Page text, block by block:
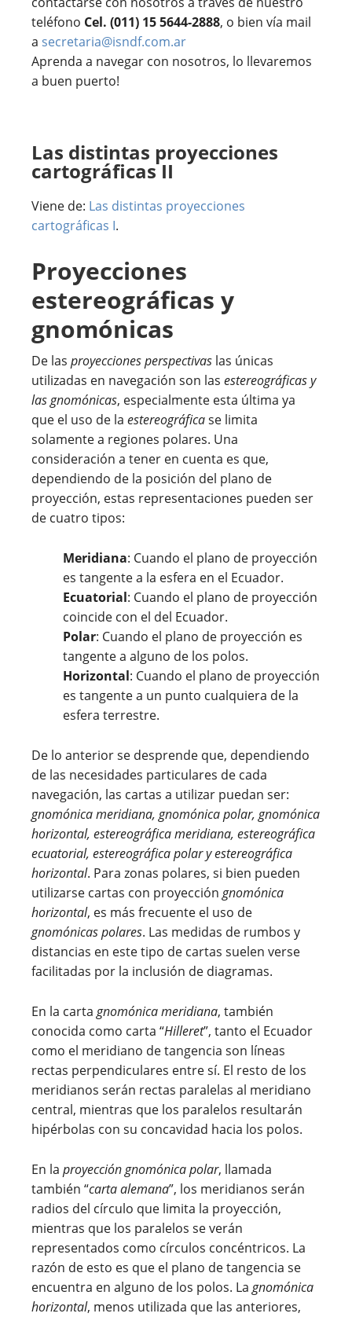
teléfono Cel. (011) 15 5644-2888, o bien vía mail
a secretaria@isndf.com.ar
Aprenda a navegar con nosotros, lo llevaremos
a buen puerto!
Las distintas proyecciones
cartográficas II
Viene de: Las distintas proyecciones
cartográficas I.
Proyecciones
estereográficas y
gnomónicas
De las proyecciones perspectivas las únicas
utilizadas en navegación son las estereográficas y
las gnomónicas, especialmente esta última ya
que el uso de la estereográficase limita
solamente a regiones polares. Una
consideración a tener en cuenta es que,
dependiendo de la posición del plano de
proyección, estas representaciones pueden ser
de cuatro tipos:
Meridiana: Cuando el plano de proyección
es tangente a la esfera en el Ecuador.
Ecuatorial: Cuando el plano de proyección
coincide con el del Ecuador.
Polar: Cuando el plano de proyección es
tangente a alguno de los polos.
Horizontal: Cuando el plano de proyección
es tangente a un punto cualquiera de la
esfera terrestre.
De lo anterior se desprende que, dependiendo
de las necesidades particulares de cada
navegación, las cartas a utilizar puedan ser:
gnomónica meridiana, gnomónica polar, gnomónica
horizontal, estereográfica meridiana, estereográfica
ecuatorial, estereográfica polar y estereográfica
horizontal. Para zonas polares, si bien pueden
utilizarse cartas con proyección gnomónica
horizontal, es más frecuente el uso de
gnomónicas polares. Las medidas de rumbos y
distancias en este tipo de cartas suelen verse
facilitadas por la inclusión de diagramas.
En la carta gnomónica meridiana, también
conocida como carta “Hilleret”, tanto el Ecuador
como el meridiano de tangencia son líneas
rectas perpendiculares entre sí. El resto de los
meridianos serán rectas paralelas al meridiano
central, mientras que los paralelos resultarán
hipérbolas con su concavidad hacia los polos.
En la proyección gnomónica polar, llamada
también “carta alemana”, los meridianos serán
radios del círculo que limita la proyección,
mientras que los paralelos se verán
representados como círculos concéntricos. La
razón de esto es que el plano de tangencia se
encuentra en alguno de los polos. La gnomónica
horizontal, menos utilizada que las anteriores,